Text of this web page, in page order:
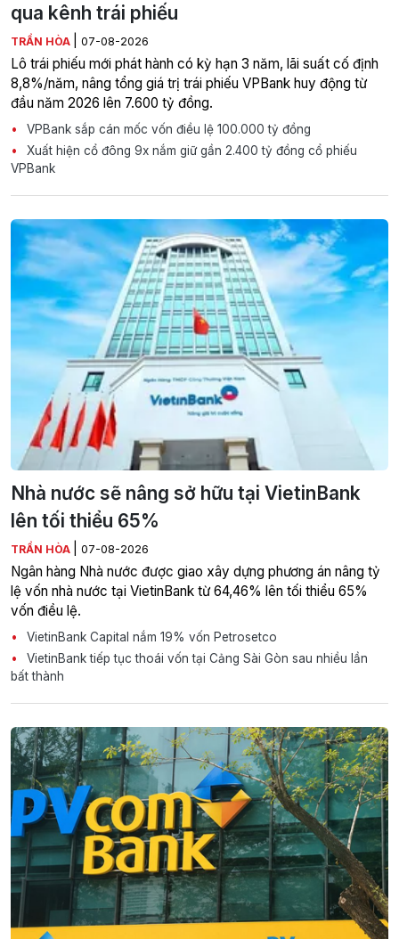
qua kênh trái phiếu
TRẦN HÒA 07-08-2026
Lô trái phiếu mới phát hành có kỳ hạn 3 năm, lãi suất cố định
8,8%/năm, nâng tổng giá trị trái phiếu VPBank huy động từ
đầu năm 2026 lên 7.600 tỷ đồng.
VPBank sắp cán mốc vốn điều lệ 100.000 tỷ đồng
Xuất hiện cổ đông 9x nắm giữ gần 2.400 tỷ đồng cổ phiếu
VPBank
Nhà nước sẽ nâng sở hữu tại VietinBank
lên tối thiểu 65%
TRẦN HÒA 07-08-2026
Ngân hàng Nhà nước được giao xây dựng phương án nâng tỷ
lệ vốn nhà nước tại VietinBank từ 64,46% lên tối thiểu 65%
vốn điều lệ.
VietinBank Capital nắm 19% vốn Petrosetco
VietinBank tiếp tục thoái vốn tại Cảng Sài Gòn sau nhiều lần
bất thành